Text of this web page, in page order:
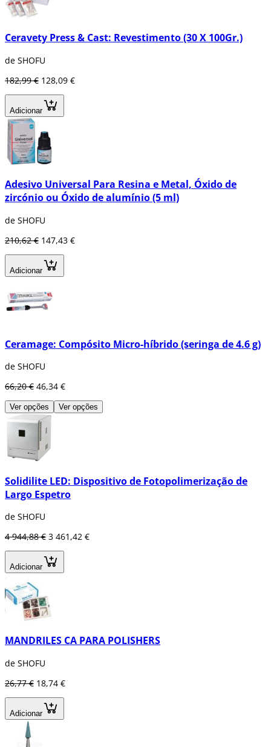
Ceravety Press & Cast: Revestimento (30 X 100Gr.)
de SHOFU
182,99 € 128,09 €
Adicionar
Adesivo Universal Para Resina e Metal, Óxido de
zircónio ou Óxido de alumínio (5 ml)
de SHOFU
210,62 € 147,43 €
Adicionar
Ceramage: Compósito Micro-híbrido (seringa de 4.6 g)
de SHOFU
66,20 € 46,34 €
Ver opções Ver opções
Solidilite LED: Dispositivo de Fotopolimerização de
Largo Espetro
de SHOFU
4 944,88 € 3 461,42 €
Adicionar
MANDRILES CA PARA POLISHERS
de SHOFU
26,77 € 18,74 €
Adicionar